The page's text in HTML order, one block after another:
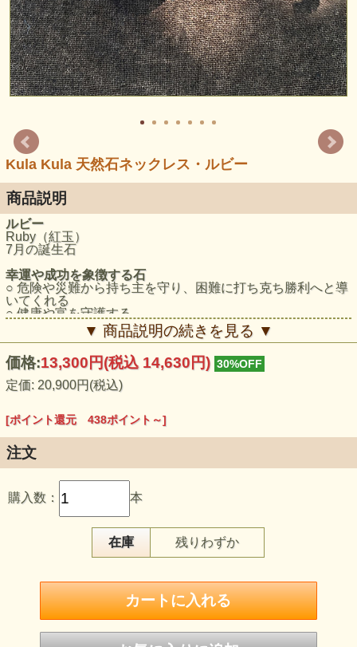
Kula Kula 天然石ネックレス・ルビー
商品説明
ルビー
Ruby（紅玉）
7月の誕生石
幸運や成功を象徴する石
○ 危険や災難から持ち主を守り、困難に打ち克ち勝利へと導
いてくれる
○ 健康や富を守護する
○ 満ち足りた気持ちを与えてくれる
○ 血液、生殖器系統の動きを活発にする
○ 深い愛情に恵まれるパワーを呼ぶ
▼ 商品説明の続きを見る ▼
価格:13,300円(税込 14,630円) 30%OFF
定価: 20,900円(税込)
[ポイント還元 438ポイント～]
注文
購入数： 本
在庫 残りわずか